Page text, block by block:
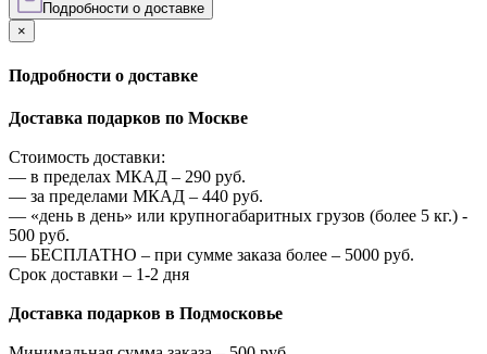
Подробности о доставке
×
Подробности о доставке
Доставка подарков по Москве
Стоимость доставки:
— в пределах МКАД – 290 руб.
— за пределами МКАД – 440 руб.
— «день в день» или крупногабаритных грузов (более 5 кг.) -
500 руб.
— БЕСПЛАТНО – при сумме заказа более – 5000 руб.
Срок доставки – 1-2 дня
Доставка подарков в Подмосковье